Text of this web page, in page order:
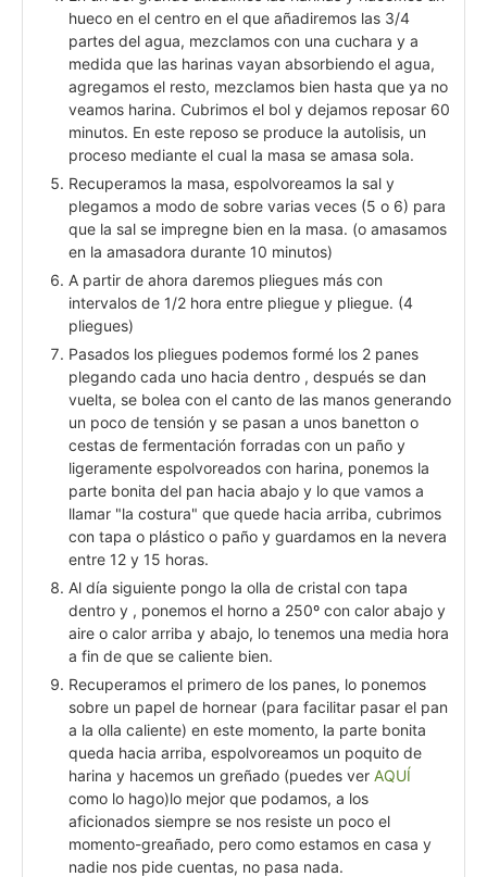
hueco en el centro en el que añadiremos las 3/4
partes del agua, mezclamos con una cuchara y a
medida que las harinas vayan absorbiendo el agua,
agregamos el resto, mezclamos bien hasta que ya no
veamos harina. Cubrimos el bol y dejamos reposar 60
minutos. En este reposo se produce la autolisis, un
proceso mediante el cual la masa se amasa sola.
Recuperamos la masa, espolvoreamos la sal y
plegamos a modo de sobre varias veces (5 o 6) para
que la sal se impregne bien en la masa. (o amasamos
en la amasadora durante 10 minutos)
A partir de ahora daremos pliegues más con
intervalos de 1/2 hora entre pliegue y pliegue. (4
pliegues)
Pasados los pliegues podemos formé los 2 panes
plegando cada uno hacia dentro , después se dan
vuelta, se bolea con el canto de las manos generando
un poco de tensión y se pasan a unos banetton o
cestas de fermentación forradas con un paño y
ligeramente espolvoreados con harina, ponemos la
parte bonita del pan hacia abajo y lo que vamos a
llamar "la costura" que quede hacia arriba, cubrimos
con tapa o plástico o paño y guardamos en la nevera
entre 12 y 15 horas.
Al día siguiente pongo la olla de cristal con tapa
dentro y , ponemos el horno a 250º con calor abajo y
aire o calor arriba y abajo, lo tenemos una media hora
a fin de que se caliente bien.
Recuperamos el primero de los panes, lo ponemos
sobre un papel de hornear (para facilitar pasar el pan
a la olla caliente) en este momento, la parte bonita
queda hacia arriba, espolvoreamos un poquito de
harina y hacemos un greñado (puedes ver AQUÍ
como lo hago)lo mejor que podamos, a los
aficionados siempre se nos resiste un poco el
momento-greañado, pero como estamos en casa y
nadie nos pide cuentas, no pasa nada.